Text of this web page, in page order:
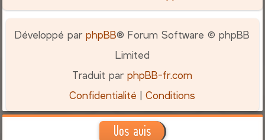
Développé parphpBB® Forum Software © phpBB
Limited
Traduit parphpBB-fr.com
Confidentialité |Conditions
Vos avis